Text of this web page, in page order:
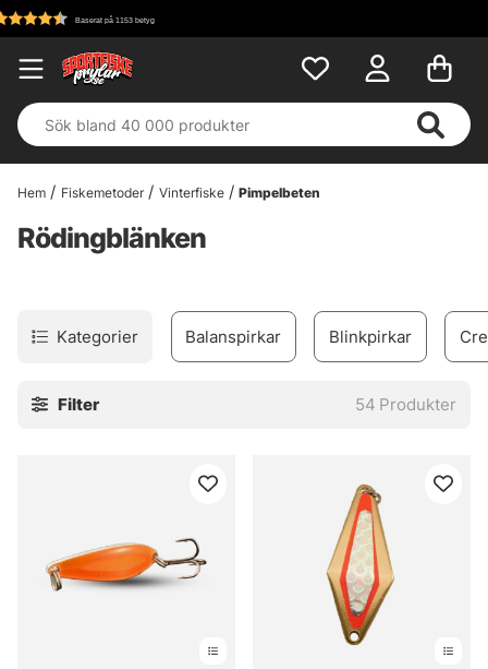
Hem Fiskemetoder Vinterfiske Pimpelbeten
Rödingblänken
Kategorier Balanspirkar Blinkpirkar
Filter 54 Produkter